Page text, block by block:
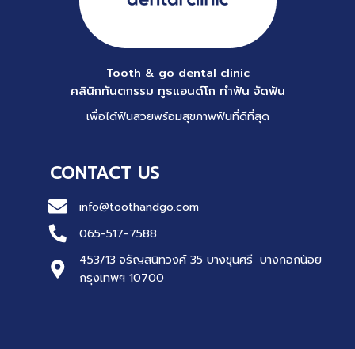
Tooth & go dental clinic
คลินิกทันตกรรม ทูธแอนด์โก ทำฟัน จัดฟัน
เพื่อได้ฟันสวยพร้อมสุขภาพฟันที่ดีที่สุด
CONTACT US
info@toothandgo.com
065-517-7588
453/13 จรัญสนิทวงศ์ 35 บางขุนศรี บางกอกน้อย
กรุงเทพฯ 10700